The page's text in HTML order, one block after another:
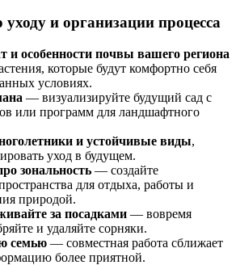
и организации процесса
и особенности почвы вашего региона
которые будут комфортно себя
условиях.
— визуализируйте будущий сад с
или программ для ландшафтного
и устойчивые виды,
уход в будущем.
зональность — создайте
для отдыха, работы и
природой.
за посадками — вовремя
и удаляйте сорняки.
семью — совместная работа сближает
более приятной.